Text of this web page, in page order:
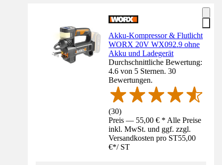
Akku-Kompressor & Flutlicht
WORX 20V WX092.9 ohne
Akku und Ladegerät
Durchschnittliche Bewertung:
4.6 von 5 Sternen. 30
Bewertungen.
(30)
Preis — 55,00 € * Alle Preise
inkl. MwSt. und ggf. zzgl.
Versandkosten pro ST55,00
€*/ ST